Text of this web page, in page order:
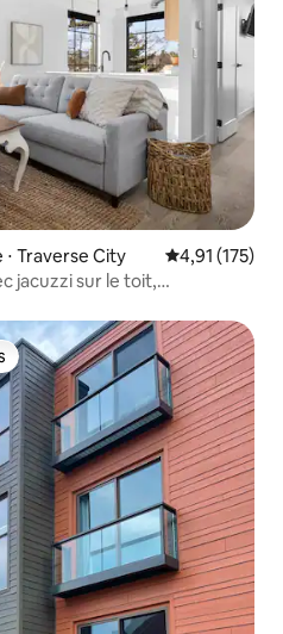
Traverse City Évaluation
4,91 (175)
jacuzzi sur le toit,
plus appréciés